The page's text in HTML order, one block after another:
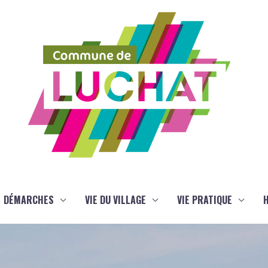
DÉMARCHES VIE DU VILLAGE VIE PRATIQUE